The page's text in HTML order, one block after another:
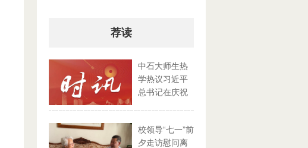
荐读
中石大师生热
学热议习近平
总书记在庆祝
校领导“七一”前
夕走访慰问离